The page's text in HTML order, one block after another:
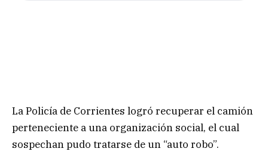
La Policía de Corrientes logró recuperar el camión
perteneciente a una organización social, el cual
sospechan pudo tratarse de un “auto robo”.